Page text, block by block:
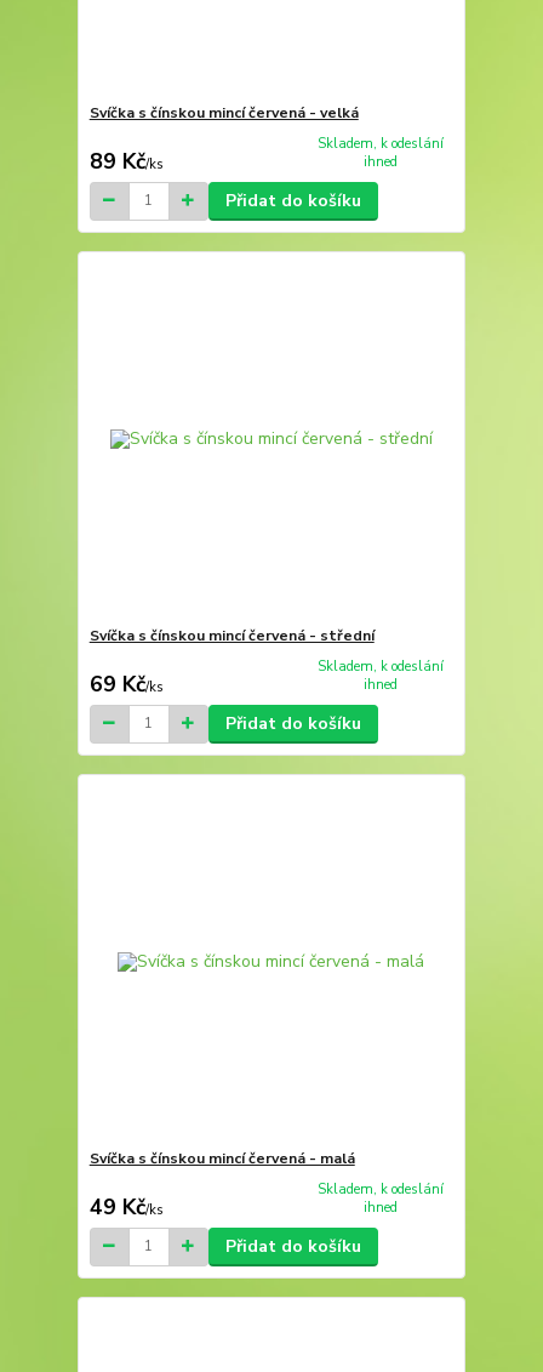
Svíčka s čínskou mincí červená - velká
89 Kč/ks
Skladem, k odeslání
ihned
Přidat do košíku
Svíčka s čínskou mincí červená - střední
69 Kč/ks
Skladem, k odeslání
ihned
Přidat do košíku
Svíčka s čínskou mincí červená - malá
49 Kč/ks
Skladem, k odeslání
ihned
Přidat do košíku